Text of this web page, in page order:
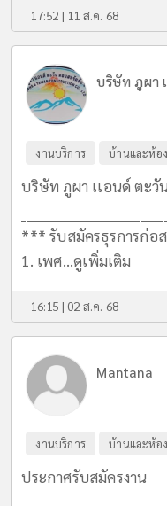
17:52 | 11 ส.ค. 68
บริษัท ภูผา
งานบริการ บ้านและห้อ
บริษัท ภูผา เเอนด์ ตะ
*** รับสมัครธุรการก่อ
1. เพศ...ดูเพิ่มเติม
16:15 | 02 ส.ค. 68
Mantana
งานบริการ บ้านและห้อ
ประกาศรับสมัครงาน